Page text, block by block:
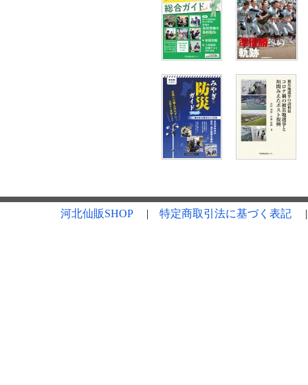
河北仙販SHOP| 特定商取引法に基づく表記